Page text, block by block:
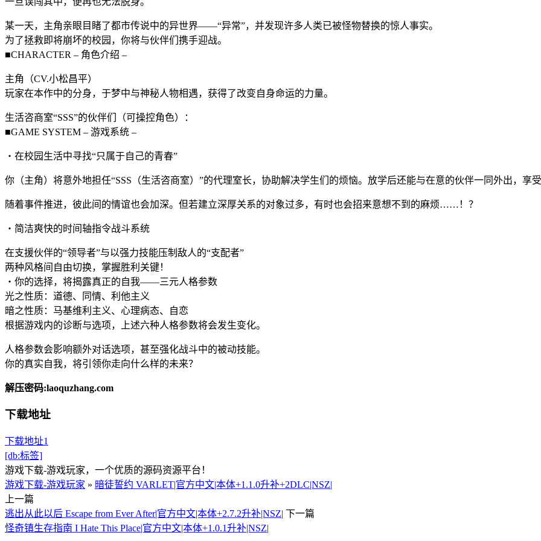
某一天，主角亲眼目睹了都市传说中的异世界——“异常”，并发现许多人类已被怪物替换的惊人事实。
为了拯救即将崩坏的校园，你将与伙伴们携手迎战。
■CHARACTER – 角色介绍 –
主角（CV.小松昌平）
玩家在本作中的分身，于梦中与神秘人物相遇，获得了改变自身命运的力量。
生活咨商室“SSS”的伙伴们（可操控角色）：
■GAME SYSTEM – 游戏系统 –
‧在校园生活中寻找“只属于自己的青春”
你（主角）将意外地担任“SSS（生活咨商室）”的代理室长，协助解决学生们的烦恼。放学后还能与在意的伙伴一同外出，享受
随着事件推进，彼此间的情谊也会加深。但若建立深厚关系的对象过多，有时也会招来意想不到的麻烦……！？
‧简洁爽快的时间轴指令战斗系统
在支援伙伴的“领导者”与以强力技能压制敌人的“支配者”
两种风格间自由切换，掌握胜利关键！
‧你的选择，将揭露真正的自我——三元人格参数
光之性质：道德、同情、利他主义
暗之性质：马基维利主义、心理病态、自恋
根据游戏内的诊断与选项，上述六种人格参数将会发生变化。
人格参数会影响额外对话选项，甚至强化战斗中的被动技能。
你的真实自我，将引领你走向什么样的未来？
解压密码:laoquzhang.com
下载地址
下载地址1
[db:标签]
游戏下载-游戏玩家，一个优质的源码资源平台！
游戏下载-游戏玩家 » 暗徒誓约 VARLET|官方中文|本体+1.1.0升补+2DLC|NSZ|
上一篇
逃出从此以后 Escape from Ever After|官方中文|本体+2.7.2升补|NSZ| 下一篇
怪奇镇生存指南 I Hate This Place|官方中文|本体+1.0.1升补|NSZ|